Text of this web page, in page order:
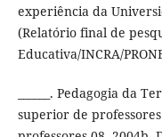
experiência da
(Relatório final de
Educativa/INCRA/
______. Pedagogia da
superior de professores